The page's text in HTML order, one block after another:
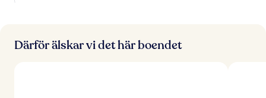
Därför älskar vi det här boendet